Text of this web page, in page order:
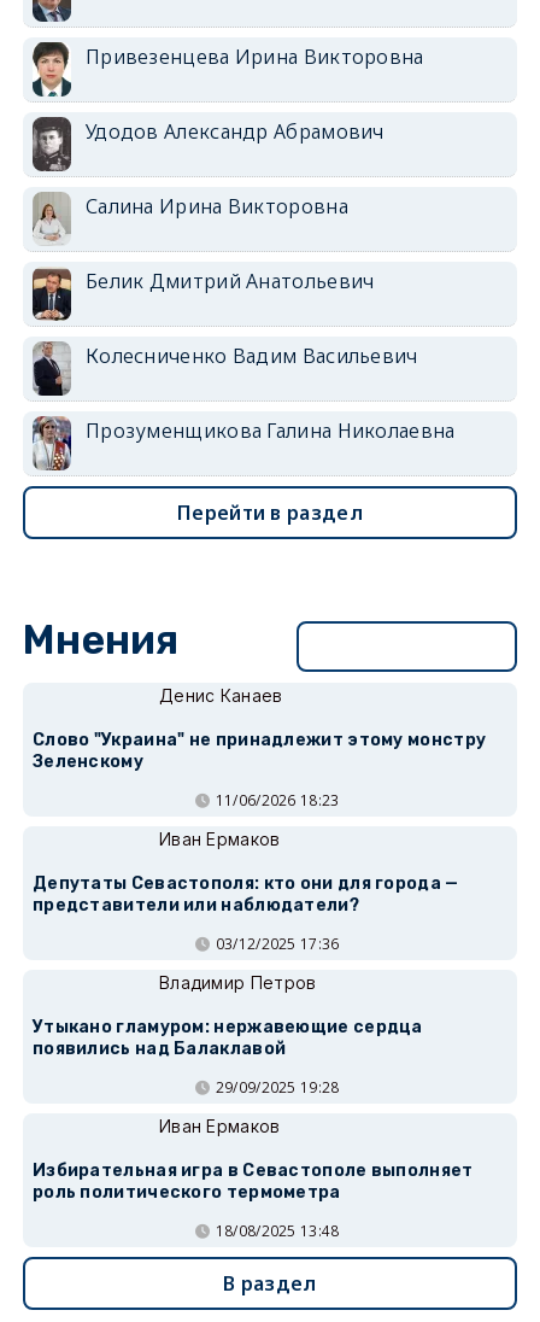
Привезенцева Ирина Викторовна
Удодов Александр Абрамович
Салина Ирина Викторовна
Белик Дмитрий Анатольевич
Колесниченко Вадим Васильевич
Прозуменщикова Галина Николаевна
Перейти в раздел
Мнения
Денис Канаев
Слово "Украина" не принадлежит этому монстру
Зеленскому
11/06/2026 18:23
Иван Ермаков
Депутаты Севастополя: кто они для города —
представители или наблюдатели?
03/12/2025 17:36
Владимир Петров
Утыкано гламуром: нержавеющие сердца
появились над Балаклавой
29/09/2025 19:28
Иван Ермаков
Избирательная игра в Севастополе выполняет
роль политического термометра
18/08/2025 13:48
В раздел